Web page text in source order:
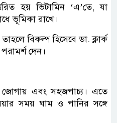
হয় ভিটামিন ‘এ’তে, যা
ভূমিকা রাখে।
বিকল্প হিসেবে ডা. ক্লার্ক
দেন।
জোগায় এবং সহজপাচ্য। এতে
সময় ঘাম ও পানির সঙ্গে